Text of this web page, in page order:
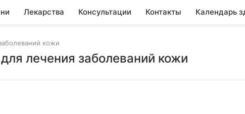
Лекарства Консультации Контакты Календарь
кожи
лечения заболеваний кожи